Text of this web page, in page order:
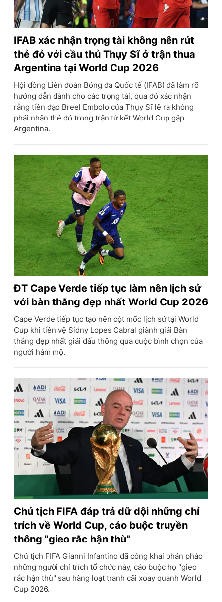
IFAB xác nhận trọng tài không nên rút
thẻ đỏ với cầu thủ Thụy Sĩ ở trận thua
Argentina tại World Cup 2026
Hội đồng Liên đoàn Bóng đá Quốc tế (IFAB) đã làm rõ
hướng dẫn dành cho các trọng tài, qua đó xác nhận
rằng tiền đạo Breel Embolo của Thụy Sĩ lẽ ra không
phải nhận thẻ đỏ trong trận tứ kết World Cup gặp
Argentina.
ĐT Cape Verde tiếp tục làm nên lịch sử
với bàn thắng đẹp nhất World Cup 2026
Cape Verde tiếp tục tạo nên cột mốc lịch sử tại World
Cup khi tiền vệ Sidny Lopes Cabral giành giải Bàn
thắng đẹp nhất giải đấu thông qua cuộc bình chọn của
người hâm mộ.
Chủ tịch FIFA đáp trả dữ dội những chỉ
trích về World Cup, cáo buộc truyền
thông "gieo rắc hận thù"
Chủ tịch FIFA Gianni Infantino đã công khai phản pháo
những người chỉ trích tổ chức này, cáo buộc họ "gieo
rắc hận thù" sau hàng loạt tranh cãi xoay quanh World
Cup 2026.